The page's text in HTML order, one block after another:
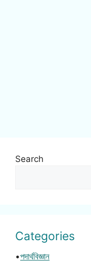
Search
Categories
•পদার্থবিজ্ঞান